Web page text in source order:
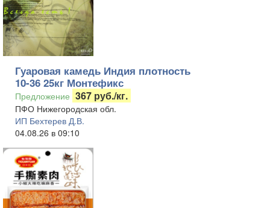
Гуаровая камедь Индия плотность
10-36 25кг Монтефикс
Предложение 367 руб./кг.
ПФО Нижегородская обл.
ИП Бехтерев Д.В.
04.08.26 в 09:10